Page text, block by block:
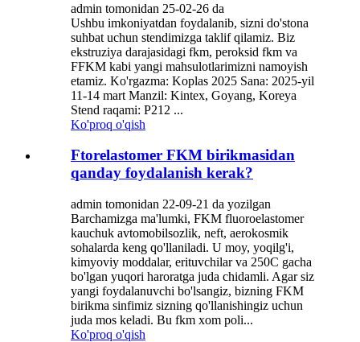
admin tomonidan 25-02-26 da
Ushbu imkoniyatdan foydalanib, sizni do'stona
suhbat uchun stendimizga taklif qilamiz. Biz
ekstruziya darajasidagi fkm, peroksid fkm va
FFKM kabi yangi mahsulotlarimizni namoyish
etamiz. Ko'rgazma: Koplas 2025 Sana: 2025-yil
11-14 mart Manzil: Kintex, Goyang, Koreya
Stend raqami: P212 ...
Ko'proq o'qish
Ftorelastomer FKM birikmasidan
qanday foydalanish kerak?
admin tomonidan 22-09-21 da yozilgan
Barchamizga ma'lumki, FKM fluoroelastomer
kauchuk avtomobilsozlik, neft, aerokosmik
sohalarda keng qo'llaniladi. U moy, yoqilg'i,
kimyoviy moddalar, erituvchilar va 250C gacha
bo'lgan yuqori haroratga juda chidamli. Agar siz
yangi foydalanuvchi bo'lsangiz, bizning FKM
birikma sinfimiz sizning qo'llanishingiz uchun
juda mos keladi. Bu fkm xom poli...
Ko'proq o'qish